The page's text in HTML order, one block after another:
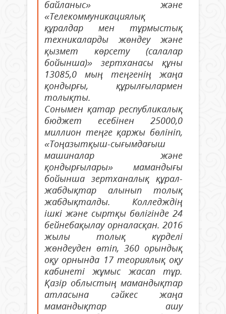
байланыс» және
«Телекоммуникациялық
құралдар мен тұрмыстық
техникаларды жөндеу және
қызмет көрсету (салалар
бойынша)» зертханасы құны
13085,0 мың теңгенің жаңа
қондырғы, құрылғылармен
толықты.
Сонымен қатар республикалық
бюджет есебінен 25000,0
миллион теңге қаржы бөлініп,
«Тоңазытқыш-сығымдағыш
машиналар және
қондырғылары» мамандығы
бойынша зертханалық құрал-
жабдықтар алынып толық
жабдықталды. Колледждің
ішкі және сыртқы бөлігінде 24
бейнебақылау орналасқан. 2016
жылы толық күрделі
жөндеуден өтіп, 360 орындық
оқу орнында 17 теориялық оқу
кабинеті жұмыс жасап тұр.
Қазір облыстың мамандықтар
атласына сәйкес жаңа
мамандықтар ашу